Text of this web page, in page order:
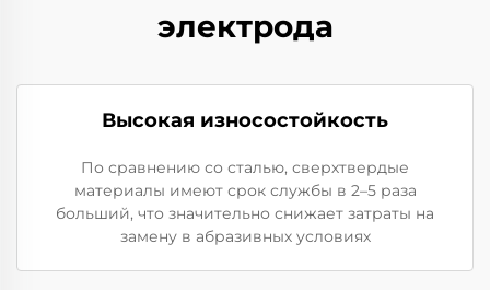
электрода
Высокая износостойкость
По сравнению со сталью, сверхтвердые
материалы имеют срок службы в 2–5 раза
больший, что значительно снижает затраты на
замену в абразивных условиях